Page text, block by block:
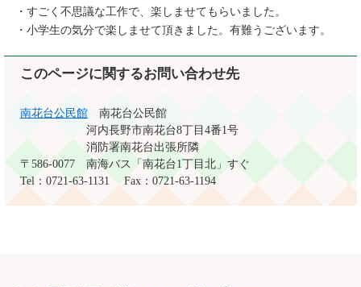
・すごく不思議な工作で、楽しませてもらいました。
・小学生の気分で楽しませて頂きました。有難うございます。
このページに関するお問い合わせ先
南花台公民館 南花台公民館
〒586-0077
河内長野市南花台8丁目4番1号
消防署南花台出張所隣
南海バス「南花台1丁目北」すぐ
Tel：0721-63-1131
Fax：0721-63-1194